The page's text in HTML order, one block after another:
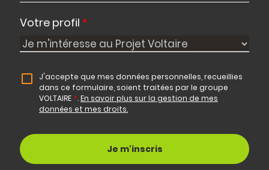
Votre profil *
J'accepte que mes données personnelles, recueillies
dans ce formulaire, soient traitées par le groupe
VOLTAIRE *.En savoir plus sur la gestion de mes
données et mes droits.